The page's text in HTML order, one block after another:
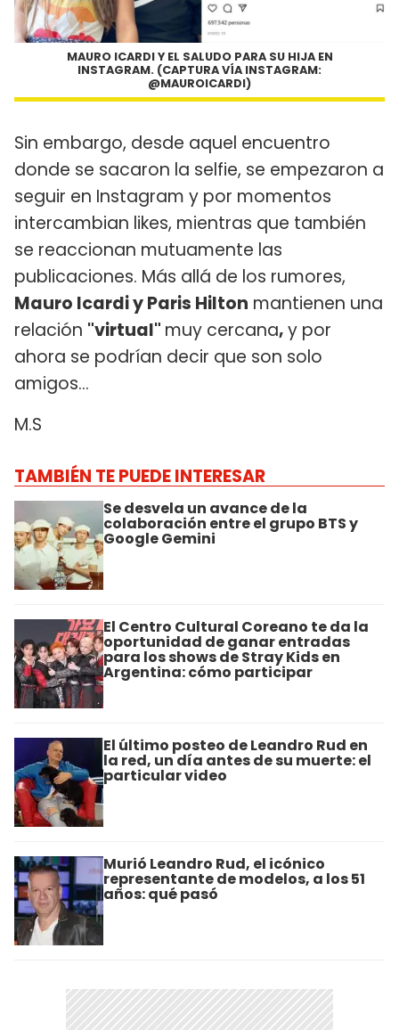
MAURO ICARDI Y EL SALUDO PARA SU HIJA EN
INSTAGRAM. (CAPTURA VÍA INSTAGRAM:
@MAUROICARDI)
Sin embargo, desde aquel encuentro
donde se sacaron la selfie, se empezaron a
seguir en Instagram y por momentos
intercambian likes, mientras que también
se reaccionan mutuamente las
publicaciones. Más allá de los rumores,
Mauro Icardi y Paris Hilton mantienen una
relación "virtual" muy cercana,y por
ahora se podrían decir que son solo
amigos...
M.S
TAMBIÉN TE PUEDE INTERESAR
Se desvela un avance de la
colaboración entre el grupo BTS y
Google Gemini
El Centro Cultural Coreano te da la
oportunidad de ganar entradas
para los shows de Stray Kids en
Argentina: cómo participar
El último posteo de Leandro Rud en
la red, un día antes de su muerte: el
particular video
Murió Leandro Rud, el icónico
representante de modelos, a los 51
años: qué pasó